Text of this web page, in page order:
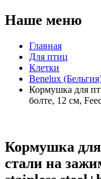
Наше меню
Главная
Для птиц
Клетки
Benelux
Кормушка для
болте, 12 см,
Кормушка
стали на